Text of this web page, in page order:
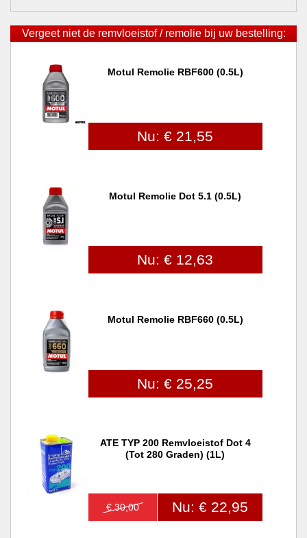
Vergeet niet de remvloeistof / remolie bij uw bestelling:
Motul Remolie RBF600 (0.5L)
Nu: € 21,55
Motul Remolie Dot 5.1 (0.5L)
Nu: € 12,63
Motul Remolie RBF660 (0.5L)
Nu: € 25,25
ATE TYP 200 Remvloeistof Dot 4
(tot 280 Graden) (1L)
€ 30,00 Nu: € 22,95